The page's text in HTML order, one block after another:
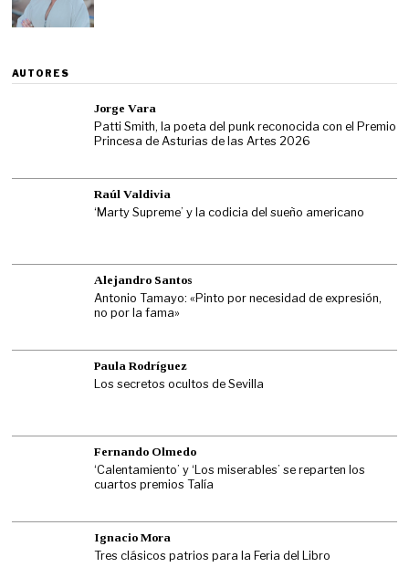
AUTORES
Jorge Vara
Patti Smith, la poeta del punk reconocida con el Premio
Princesa de Asturias de las Artes 2026
Raúl Valdivia
‘Marty Supreme’ y la codicia del sueño americano
Alejandro Santos
Antonio Tamayo: «Pinto por necesidad de expresión,
no por la fama»
Paula Rodríguez
Los secretos ocultos de Sevilla
Fernando Olmedo
‘Calentamiento’ y ‘Los miserables’ se reparten los
cuartos premios Talía
Ignacio Mora
Tres clásicos patrios para la Feria del Libro